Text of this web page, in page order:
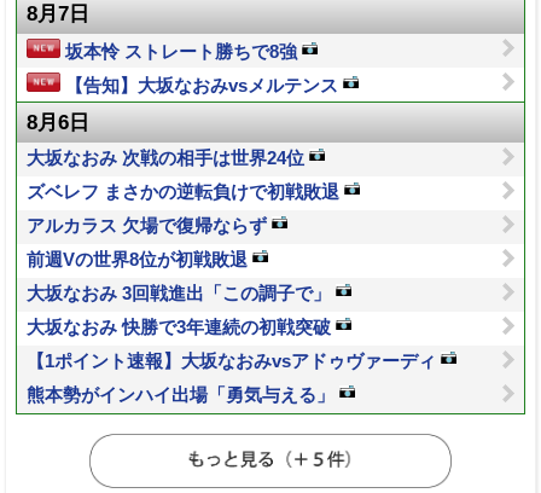
8月7日
坂本怜 ストレート勝ちで8強
【告知】大坂なおみvsメルテンス
8月6日
大坂なおみ 次戦の相手は世界24位
ズベレフ まさかの逆転負けで初戦敗退
アルカラス 欠場で復帰ならず
前週Vの世界8位が初戦敗退
大坂なおみ 3回戦進出「この調子で」
大坂なおみ 快勝で3年連続の初戦突破
【1ポイント速報】大坂なおみvsアドゥヴァーディ
熊本勢がインハイ出場「勇気与える」